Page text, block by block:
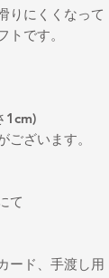
りにくくなって
です。
1cm)
ざいます。
て
ード、手渡し用